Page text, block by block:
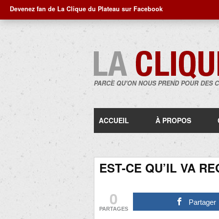
Devenez fan de La Clique du Plateau sur Facebook
PARCE QU'ON NOUS PREND POUR DES
ACCUEIL À PROPOS
EST-CE QU’IL VA
0
PARTAGES
Partager